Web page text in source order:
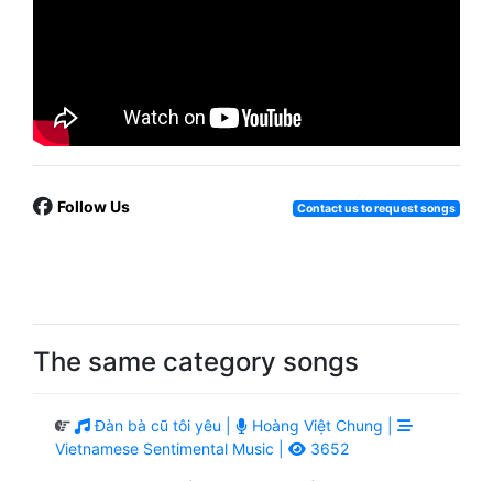
Follow Us Contact us to request songs
The same category songs
Đàn bà cũ tôi yêu |
Hoàng Việt Chung |
Vietnamese Sentimental Music |
3652